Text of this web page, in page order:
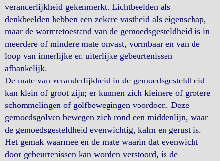
veranderlijkheid gekenmerkt. Lichtbeelden als
denkbeelden hebben een zekere vastheid als eigenschap,
maar de warmtetoestand van de gemoedsgesteldheid is in
meerdere of mindere mate onvast, vormbaar en van de
loop van innerlijke en uiterlijke gebeurtenissen
afhankelijk.
De mate van veranderlijkheid in de gemoedsgesteldheid
kan klein of groot zijn; er kunnen zich kleinere of grotere
schommelingen of golfbewegingen voordoen. Deze
gemoedsgolven bewegen zich rond een middenlijn, waar
de gemoedsgesteldheid evenwichtig, kalm en gerust is.
Het gemak waarmee en de mate waarin dat evenwicht
door gebeurtenissen kan worden verstoord, is de